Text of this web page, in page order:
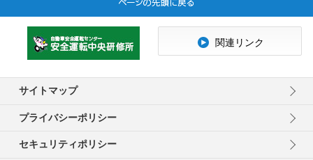
サイトマップ
プライバシーポリシー
セキュリティポリシー
関連リンク